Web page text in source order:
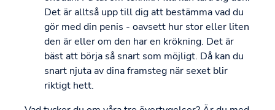
Det är alltså upp till dig att bestämma vad du
gör med din penis - oavsett hur stor eller liten
den är eller om den har en krökning. Det är
bäst att börja så snart som möjligt. Då kan du
snart njuta av dina framsteg när sexet blir
riktigt hett.